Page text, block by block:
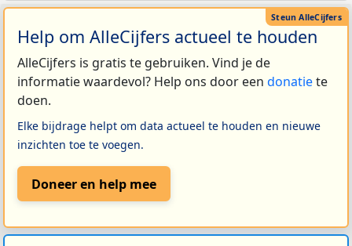
Help om AlleCijfers actueel te houden
AlleCijfers is gratis te gebruiken. Vind je de
informatie waardevol? Help ons door een donatiete
doen.
Elke bijdrage helpt om data actueel te houden en nieuwe
inzichten toe te voegen.
Doneer en help mee